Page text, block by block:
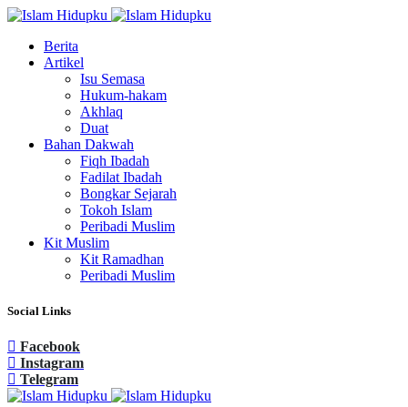
Berita
Artikel
Isu Semasa
Hukum-hakam
Akhlaq
Duat
Bahan Dakwah
Fiqh Ibadah
Fadilat Ibadah
Bongkar Sejarah
Tokoh Islam
Peribadi Muslim
Kit Muslim
Kit Ramadhan
Peribadi Muslim
Social Links
Facebook
Instagram
Telegram